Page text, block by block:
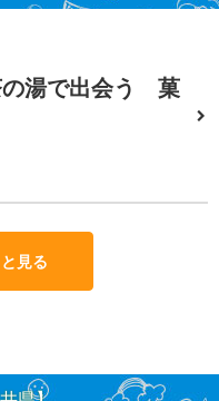
の湯で出会う 菓
見る